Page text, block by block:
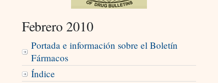
Febrero 2010
Portada e información sobre el Boletín
Fármacos
Índice